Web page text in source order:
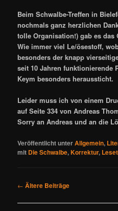
Beim Schwalbe-Treffen in
nochmals ganz herzlichen
tolle Organisation!) gab es das
Wie immer viel Le/ösestoff,
besonders der knapp
seit 10 Jahren funktionierende
Keym besonders heraussticht.
Leider muss ich von einem
auf Seite 334 vonAndreas
Sorry an Andreas und an die
Veröffentlicht unterAllgemein,
mit Die Schwalbe,Korrektur,
B
i
← Ältere Beiträge